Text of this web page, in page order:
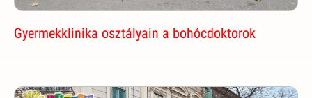
Gyermekklinika osztályain a bohócdoktorok